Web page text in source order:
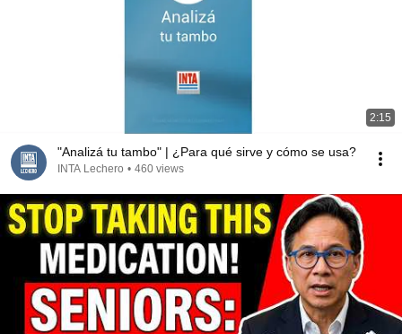
2:15
"Analizá tu tambo" | ¿Para qué sirve y cómo se usa?
INTA Lechero • 460 views